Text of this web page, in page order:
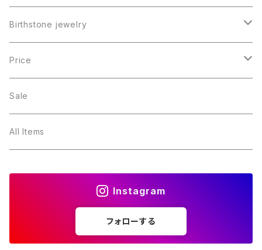
Birthstone jewelry
１月・ガーネット
２月・アメジスト
３月・アクアマリン
Price
～5000円
～10000円
Sale
All Items
Instagram
フォローする